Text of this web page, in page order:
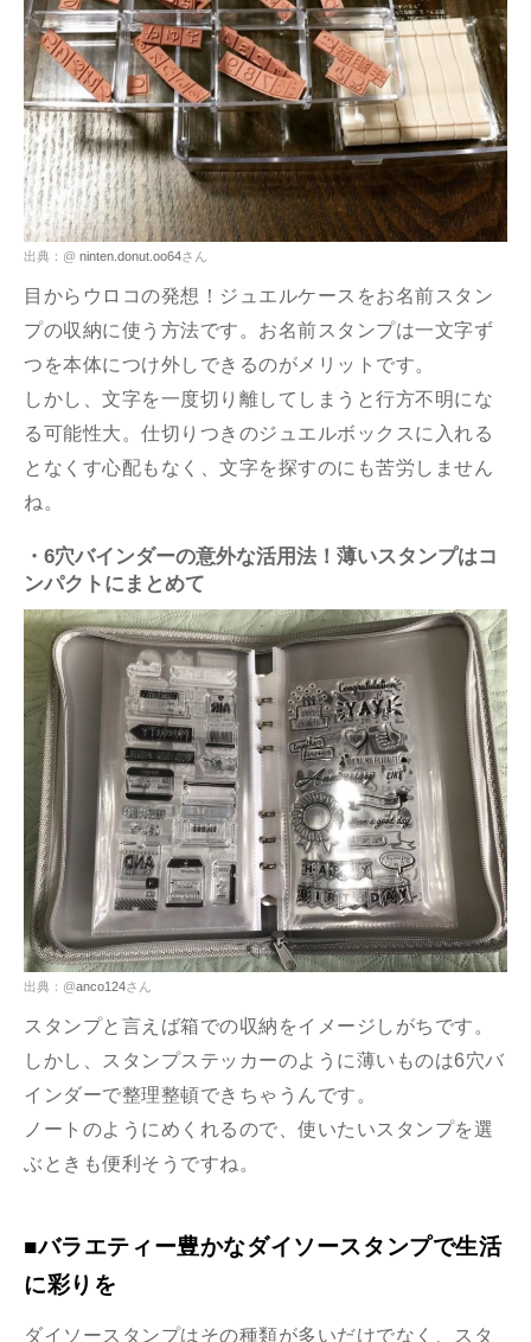
出典：@ ninten.donut.oo64さん
目からウロコの発想！ジュエルケースをお名前スタン
プの収納に使う方法です。お名前スタンプは一文字ず
つを本体につけ外しできるのがメリットです。
しかし、文字を一度切り離してしまうと行方不明にな
る可能性大。仕切りつきのジュエルボックスに入れる
となくす心配もなく、文字を探すのにも苦労しません
ね。
・6穴バインダーの意外な活用法！薄いスタンプはコ
ンパクトにまとめて
出典：@anco124さん
スタンプと言えば箱での収納をイメージしがちです。
しかし、スタンプステッカーのように薄いものは6穴バ
インダーで整理整頓できちゃうんです。
ノートのようにめくれるので、使いたいスタンプを選
ぶときも便利そうですね。
■バラエティー豊かなダイソースタンプで生活
に彩りを
ダイソースタンプはその種類が多いだけでなく、スタ